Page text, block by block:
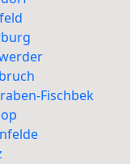
Fischbek